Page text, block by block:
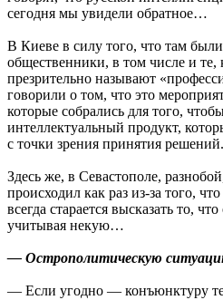
сегодня мы увидели обратное…
В Киеве в силу того, что там
общественники, в том числе и те,
презрительно называют
говорили о том, что это
которые собрались для того,
интеллектуальный продукт,
с точки зрения принятия решений.
Здесь же, в Севастополе,
происходил как раз из-за того,
всегда старается высказать то,
учитывая некую…
— Острополитическую
— Если угодно — конъюнктуру